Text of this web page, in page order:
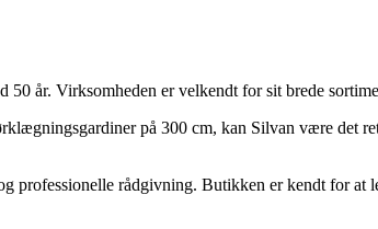
50 år. Virksomheden er velkendt for sit brede
på 300 cm, kan Silvan være det
professionelle rådgivning. Butikken er kendt for